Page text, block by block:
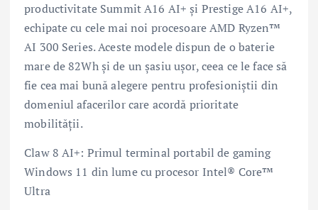
productivitate Summit A16 AI+ și Prestige A16 AI+,
echipate cu cele mai noi procesoare AMD Ryzen™
AI 300 Series. Aceste modele dispun de o baterie
mare de 82Wh și de un șasiu ușor, ceea ce le face să
fie cea mai bună alegere pentru profesioniștii din
domeniul afacerilor care acordă prioritate
mobilității.
Claw 8 AI+: Primul terminal portabil de gaming
Windows 11 din lume cu procesor Intel® Core™
Ultra